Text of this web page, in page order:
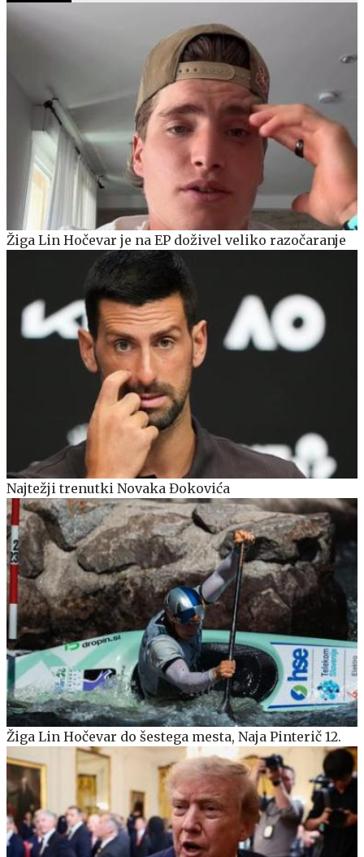
Žiga Lin Hočevar je na EP doživel veliko razočaranje
Najtežji trenutki Novaka Đokovića
Žiga Lin Hočevar do šestega mesta, Naja Pinterič 12.